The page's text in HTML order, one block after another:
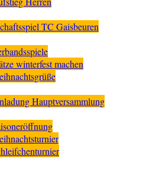
TC Gaisbeuren
winterfest machen
Hauptversammlung